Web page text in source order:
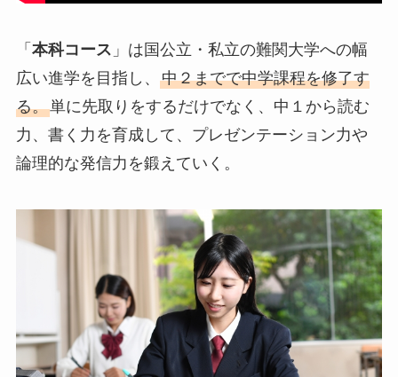
「 本科コース 」は国公立・私立の難関大学への幅
広い進学を目指し、 中２までで中学課程を修了す
る。単に先取りをするだけでなく、中１から読む
力、書く力を育成して、プレゼンテーション力や
論理的な発信力を鍛えていく。